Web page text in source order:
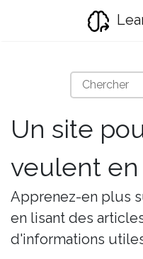
Un site
veulent en
Apprenez-en plus
en lisant des
d'informations